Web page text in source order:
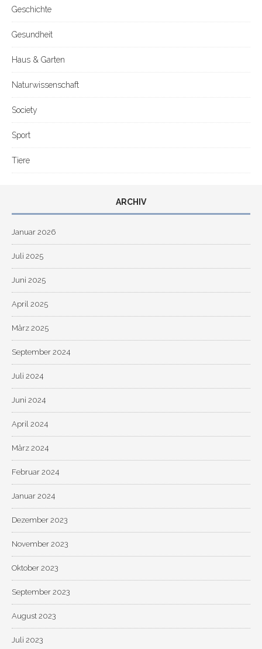
Geschichte
Gesundheit
Haus & Garten
Naturwissenschaft
Society
Sport
Tiere
ARCHIV
Januar 2026
Juli 2025
Juni 2025
April 2025
März 2025
September 2024
Juli 2024
Juni 2024
April 2024
März 2024
Februar 2024
Januar 2024
Dezember 2023
November 2023
Oktober 2023
September 2023
August 2023
Juli 2023